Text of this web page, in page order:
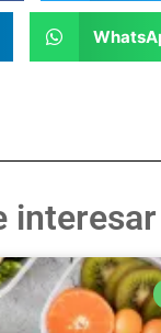
interesar